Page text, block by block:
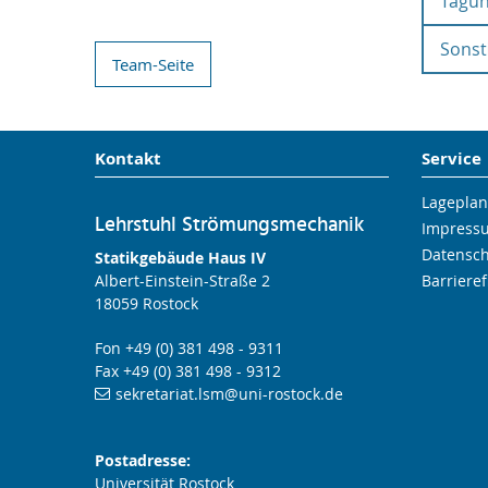
Team-Seite
seit
In:
A
The
In:
Der
In:
EGU
Kontakt
Lehrstuhl Strömungsmechanik
Statikgebäude Haus IV
Albert-Einstein-Straße 2
18059 Rostock
Fon +49 (0) 381 498 - 9311
Fax +49 (0) 381 498 - 9312
sekretariat.lsm@uni-rostock.de
Postadresse:
Universität Rostock
Service